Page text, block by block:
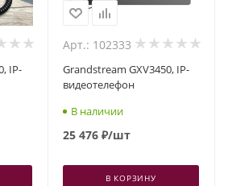
Арт.: 102333
Grandstream GXV3450, IP-
видеотелефон
В наличии
25 476₽/шт
В КОРЗИНУ